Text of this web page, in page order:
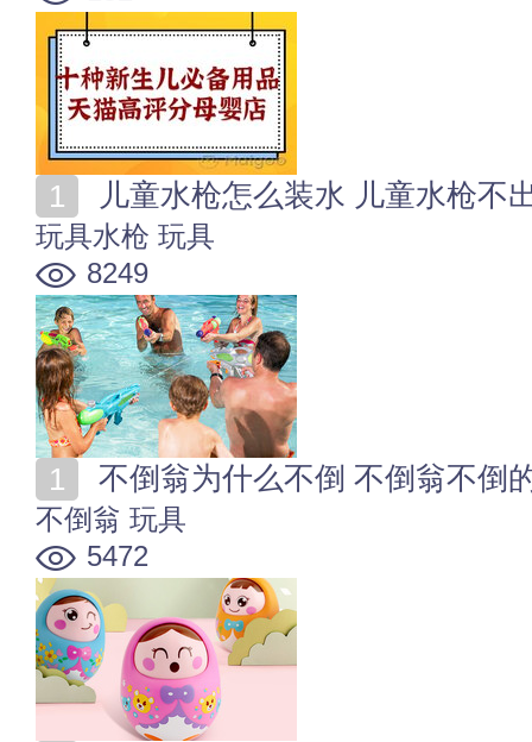
儿童水枪怎么装水 儿童水枪不
玩具水枪 玩具
8249
不倒翁为什么不倒 不倒翁不倒
不倒翁 玩具
5472